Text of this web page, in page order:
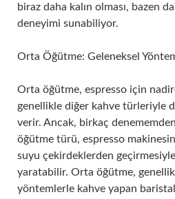
biraz daha kalın olması, bazen
deneyimi sunabiliyor.
Orta Öğütme: Geleneksel
Orta öğütme, espresso için
genellikle diğer kahve türleriyle
verir. Ancak, birkaç
öğütme türü, espresso
suyu çekirdeklerden
yaratabilir. Orta öğütme,
yöntemlerle kahve yapan